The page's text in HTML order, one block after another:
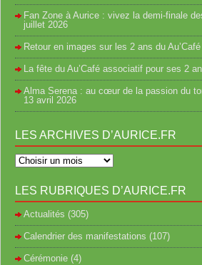
Fan Zone à Aurice : vivez la demi-finale
juillet 2026
Retour en images sur les 2 ans du
La fête du Au’Café associatif pour ses 2
Alma Serena : au cœur de la passion du
13 avril 2026
LES ARCHIVES D’AURICE.FR
LES RUBRIQUES D’AURICE.FR
Actualités (305)
Calendrier des manifestations (107)
Cérémonie (4)